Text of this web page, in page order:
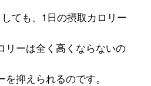
ても、1日の摂取カロリー
リーは全く高くならないの
抑えられるのです。